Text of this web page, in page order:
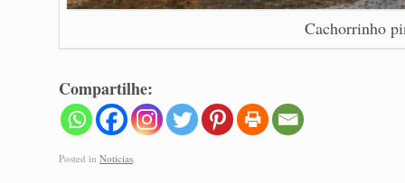
Cachorrinho
Compartilhe:
Posted in Noticias.